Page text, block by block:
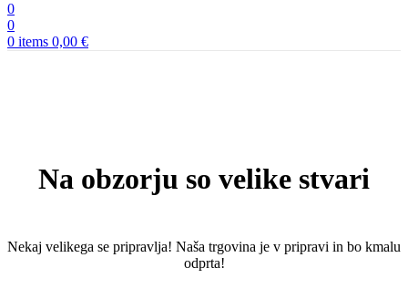
0
0
0 items 0,00 €
Na obzorju so velike stvari
Nekaj ​​velikega se pripravlja! Naša trgovina je v pripravi in ​​bo kmalu
odprta!